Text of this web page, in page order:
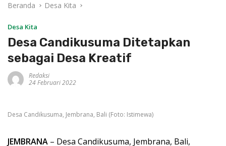
Beranda Desa Kita
Desa Kita
Desa Candikusuma Ditetapkan
sebagai Desa Kreatif
Redaksi
24 Februari 2022
Desa Candikusuma, Jembrana, Bali (Foto: Istimewa)
JEMBRANA – Desa Candikusuma, Jembrana, Bali,